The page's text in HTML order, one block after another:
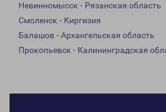
Невинномысск - Рязанская область
Смоленск - Киргизия
Балашов - Архангельская область
Прокопьевск - Калининградская